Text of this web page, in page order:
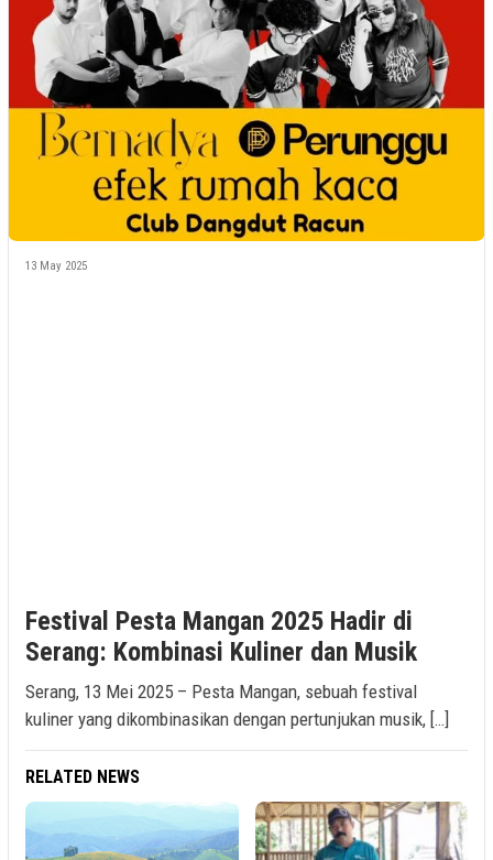
13 May 2025
Festival Pesta Mangan 2025 Hadir di
Serang: Kombinasi Kuliner dan Musik
Serang, 13 Mei 2025 – Pesta Mangan, sebuah festival
kuliner yang dikombinasikan dengan pertunjukan musik, […]
RELATED NEWS